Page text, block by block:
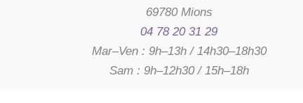
69780 Mions
04 78 20 31 29
Mar–Ven : 9h–13h / 14h30–18h30
Sam : 9h–12h30 / 15h–18h